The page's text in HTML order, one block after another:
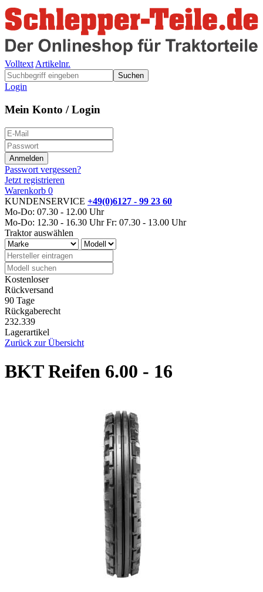
Volltext Artikelnr.
Suchen
Login
Mein Konto / Login
Passwort vergessen?
Jetzt registrieren
Warenkorb 0
KUNDENSERVICE +49(0)6127 - 99 23 60
Mo-Do: 07.30 - 12.00 Uhr
Mo-Do: 12.30 - 16.30 Uhr Fr: 07.30 - 13.00 Uhr
Traktor auswählen
Kostenloser
Rückversand
90 Tage
Rückgaberecht
232.339
Lagerartikel
Zurück zur Übersicht
BKT Reifen 6.00 - 16